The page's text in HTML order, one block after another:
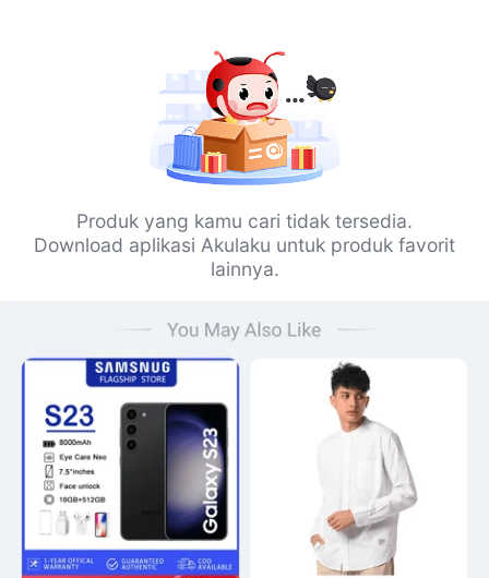
Produk yang kamu cari tidak tersedia.
Download aplikasi Akulaku untuk produk favorit
lainnya.